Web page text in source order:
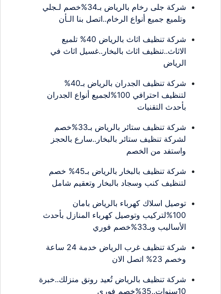
شركة جلى رخام بالرياض بـ34%خصم لـجلي
وتلميع جميع أنواع الرخام..اتصل بنا الـأن
شركة تنظيف اثاث بالرياض 40% تلميع
الاثاث..تنظيف اثاث بالبخار..غسيل اثاث في
الرياض
شركة تنظيف الجدران بالرياض بـ40%
لتنظيف احترافي 100%لجميع أنواع الجدران
بأحدث التقنيات
شركة تنظيف ستائر بالرياض بـ33%خصم
لشركة تنظيف ستائر بالبخار..سارع بالحجز
واستفد من الخصم
شركة تنظيف بالبخار بالرياض بـ45% خصم
لتنظيف كنب وسجاد بالبخار وتعقيم شامل
توصيل اسلاك كهرباء بالرياض بامان
100%لتركيب وتوصيل كهرباء المنازل بأحدث
الأساليب وبـ33%خصم فوري
شركة تنظيف غرب الرياض خدمة 24 ساعة
وخصم 23% اتصل الان
شركة تنظيف بالرياض تُعيد رونق منزلك..خبرة
10سنوات..35%خصم فوري